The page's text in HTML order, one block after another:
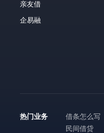
亲友借
企易融
热门业务 借条怎么写
民间借贷